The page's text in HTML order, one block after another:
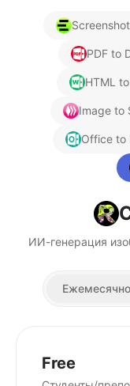
PDF to
HTML
Image to
Office to
Ежемесячно
Free